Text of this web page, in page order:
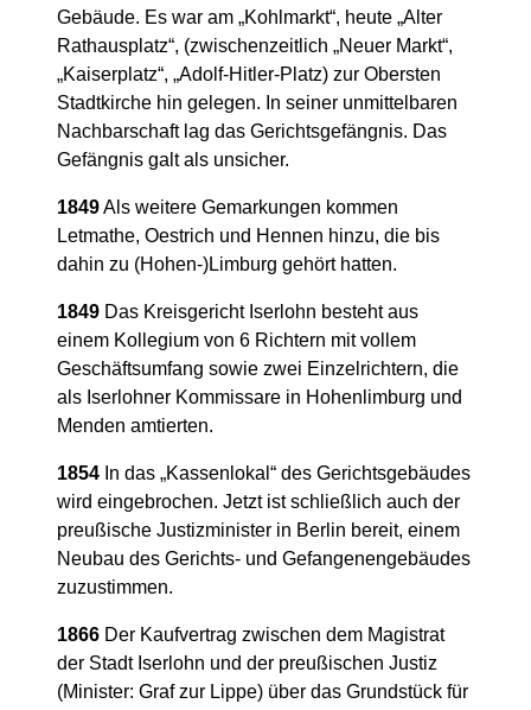
Gebäude. Es war am „Kohlmarkt“, heute „Alter
Rathausplatz“, (zwischenzeitlich „Neuer Markt“,
„Kaiserplatz“, „Adolf-Hitler-Platz) zur Obersten
Stadtkirche hin gelegen. In seiner unmittelbaren
Nachbarschaft lag das Gerichtsgefängnis. Das
Gefängnis galt als unsicher.
1849Als weitere Gemarkungen kommen
Letmathe, Oestrich und Hennen hinzu, die bis
dahin zu (Hohen-)Limburg gehört hatten.
1849 Das Kreisgericht Iserlohn besteht aus
einem Kollegium von 6 Richtern mit vollem
Geschäftsumfang sowie zwei Einzelrichtern, die
als Iserlohner Kommissare in Hohenlimburg und
Menden amtierten.
1854 In das „Kassenlokal“ des Gerichtsgebäudes
wird eingebrochen. Jetzt ist schließlich auch der
preußische Justizminister in Berlin bereit, einem
Neubau des Gerichts- und Gefangenengebäudes
zuzustimmen.
1866 Der Kaufvertrag zwischen dem Magistrat
der Stadt Iserlohn und der preußischen Justiz
(Minister: Graf zur Lippe) über das Grundstück für